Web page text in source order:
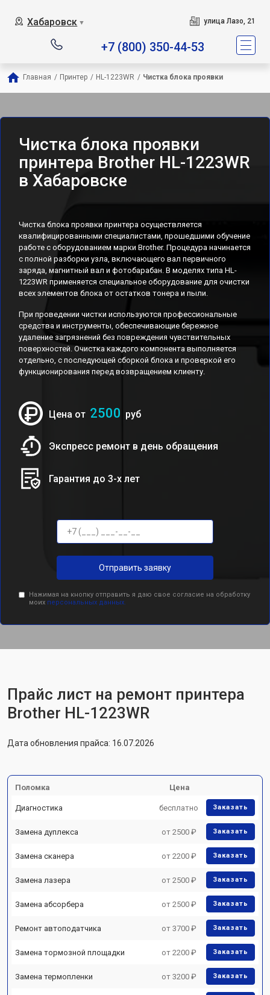
Хабаровск ▼ улица Лазо, 21
+7 (800) 350-44-53
Главная / Принтер / HL-1223WR / Чистка блока проявки
Чистка блока проявки
принтера Brother HL-1223WR
в Хабаровске
Чистка блока проявки принтера осуществляется
квалифицированными специалистами, прошедшими обучение
работе с оборудованием марки Brother. Процедура начинается
с полной разборки узла, включающего вал первичного
заряда, магнитный вал и фотобарабан. В моделях типа HL-
1223WR применяется специальное оборудование для очистки
всех элементов блока от остатков тонера и пыли.
При проведении чистки используются профессиональные
средства и инструменты, обеспечивающие бережное
удаление загрязнений без повреждения чувствительных
поверхностей. Очистка каждого компонента выполняется
отдельно, с последующей сборкой блока и проверкой его
функционирования перед возвращением клиенту.
Цена от 2500 руб
Экспресс ремонт в день обращения
Гарантия до 3-х лет
Отправить заявку
Нажимая на кнопку отправить я даю свое согласие на обработку
моих персональных данных.
Прайс лист на ремонт принтера
Brother HL-1223WR
Дата обновления прайса: 16.07.2026
Поломка Цена
Диагностика бесплатно Заказать
Замена дуплекса от 2500 ₽ Заказать
Замена сканера от 2200 ₽ Заказать
Замена лазера от 2500 ₽ Заказать
Замена абсорбера от 2500 ₽ Заказать
Ремонт автоподатчика от 3700 ₽ Заказать
Замена тормозной площадки от 2200 ₽ Заказать
Замена термопленки от 3200 ₽ Заказать